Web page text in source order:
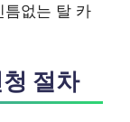
틈없는 탈 카
절차